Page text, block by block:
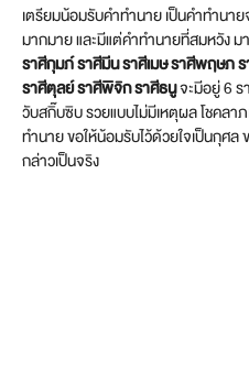
เตรียมน้อมรับคำทำนาย เป็นคำทำน
มากมาย และมีแต่คำทำนายที่สมหวัง
ราศีกุมภ์ ราศีมีน ราศีเมษ ราศีพฤษภ
ราศีตุลย์ ราศีพิจิก ราศีธนูจะมีอยู่ 6 ร
วับสกิ๊บซิบ รวยแบบไม่มีเหตุผล โชคลา
ทำนาย ขอให้น้อมรับไว้ด้วยใจเป็นกุศ
กล่าวเป็นจริง